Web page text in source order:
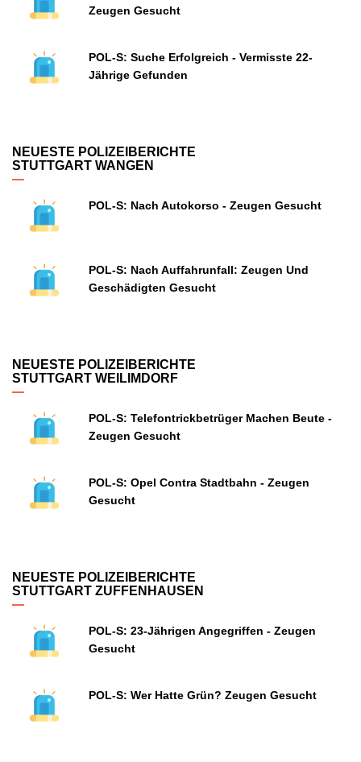
Zeugen Gesucht
POL-S: Suche Erfolgreich - Vermisste 22-
Jährige Gefunden
NEUESTE POLIZEIBERICHTE
STUTTGART WANGEN
POL-S: Nach Autokorso - Zeugen Gesucht
POL-S: Nach Auffahrunfall: Zeugen Und
Geschädigten Gesucht
NEUESTE POLIZEIBERICHTE
STUTTGART WEILIMDORF
POL-S: Telefontrickbetrüger Machen Beute -
Zeugen Gesucht
POL-S: Opel Contra Stadtbahn - Zeugen
Gesucht
NEUESTE POLIZEIBERICHTE
STUTTGART ZUFFENHAUSEN
POL-S: 23-Jährigen Angegriffen - Zeugen
Gesucht
POL-S: Wer Hatte Grün? Zeugen Gesucht